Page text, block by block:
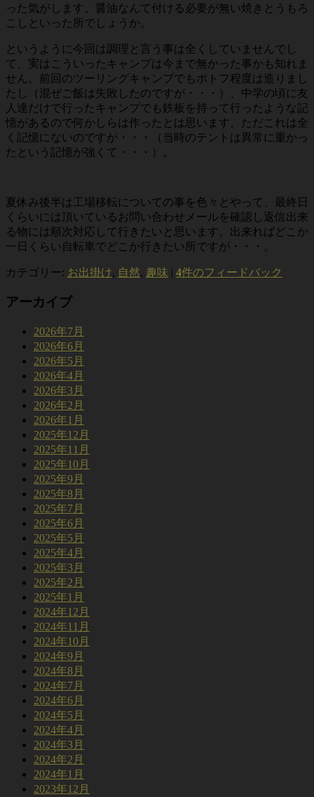
った気がします。醤油なんて付ける必要が無い焼きとうもろ
こしといった所でしょうか。
というように今回は調理と言う事は全くしていませんでし
て、実はこういったキャンプは今まで無かった事かも知れま
せん。前回のツーリングキャンプでもポトフ程度は造りまし
たし（混ぜご飯は失敗したのですが・・・）、中学の頃に友
人達だけで行ったキャンプでも鉄板を持って行ったような記
憶があるので何かしらは作ったとは思います。ただこれは全
く記憶にないのですが・・・（当時のテントは異常に重かっ
たという記憶が強くて・・・）。
夏休み後半は工場移転についての事を色々とやって、最終日
くらいには頂いているお問い合わせメールを確認し返信出来
る物には順次対応して行きたいと思います。出来ればどこか
一日くらい自転車でどこか行きたい所ですが・・・。
カテゴリー: お出掛け, 自然, 趣味 | 4件のフィードバック
アーカイブ
2026年7月
2026年6月
2026年5月
2026年4月
2026年3月
2026年2月
2026年1月
2025年12月
2025年11月
2025年10月
2025年9月
2025年8月
2025年7月
2025年6月
2025年5月
2025年4月
2025年3月
2025年2月
2025年1月
2024年12月
2024年11月
2024年10月
2024年9月
2024年8月
2024年7月
2024年6月
2024年5月
2024年4月
2024年3月
2024年2月
2024年1月
2023年12月